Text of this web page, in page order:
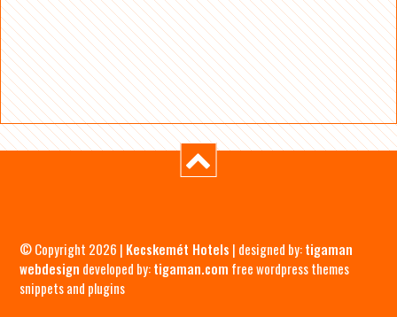
© Copyright 2026 | Kecskemét Hotels | designed by:tigaman
webdesign developed by:tigaman.com free wordpress themes
snippets and plugins